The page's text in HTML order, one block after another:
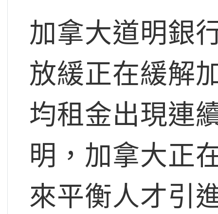
加拿大道明銀
放緩正在緩解
均租金出現連
明，加拿大正
來平衡人才引